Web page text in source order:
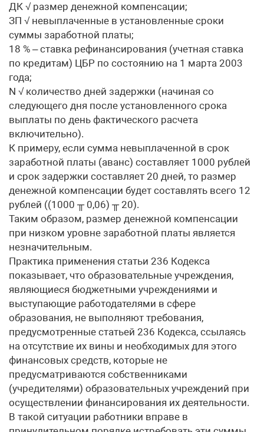
ДК √ размер денежной компенсации;
ЗП √ невыплаченные в установленные сроки
суммы заработной платы;
18 % – ставка рефинансирования (учетная ставка
по кредитам) ЦБР по состоянию на 1 марта 2003
года;
N √ количество дней задержки (начиная со
следующего дня после установленного срока
выплаты по день фактического расчета
включительно).
К примеру, если сумма невыплаченной в срок
заработной платы (аванс) составляет 1000 рублей
и срок задержки составляет 20 дней, то размер
денежной компенсации будет составлять всего 12
рублей ((1000 ╥ 0,06) ╥ 20).
Таким образом, размер денежной компенсации
при низком уровне заработной платы является
незначительным.
Практика применения статьи 236 Кодекса
показывает, что образовательные учреждения,
являющиеся бюджетными учреждениями и
выступающие работодателями в сфере
образования, не выполняют требования,
предусмотренные статьей 236 Кодекса, ссылаясь
на отсутствие их вины и необходимых для этого
финансовых средств, которые не
предусматриваются собственниками
(учредителями) образовательных учреждений при
осуществлении финансирования их деятельности.
В такой ситуации работники вправе в